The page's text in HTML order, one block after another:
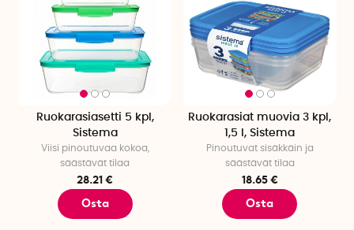
Ruokarasiasetti 5 kpl,
Sistema
Viisi pinoutuvaa kokoa,
säästävät tilaa
28.21 €
Osta
Ruokarasiat muovia 3 kpl,
1,5 l, Sistema
Pinoutuvat sisäkkäin ja
säästävät tilaa
18.65 €
Osta